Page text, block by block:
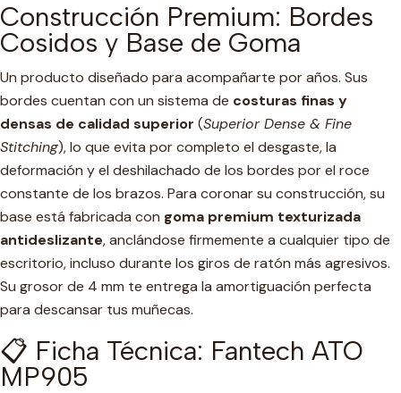
Construcción Premium: Bordes
Cosidos y Base de Goma
Un producto diseñado para acompañarte por años. Sus
bordes cuentan con un sistema de costuras finas y
densas de calidad superior (Superior Dense & Fine
Stitching), lo que evita por completo el desgaste, la
deformación y el deshilachado de los bordes por el roce
constante de los brazos. Para coronar su construcción, su
base está fabricada con goma premium texturizada
antideslizante, anclándose firmemente a cualquier tipo de
escritorio, incluso durante los giros de ratón más agresivos.
Su grosor de 4 mm te entrega la amortiguación perfecta
para descansar tus muñecas.
📋 Ficha Técnica: Fantech ATO
MP905